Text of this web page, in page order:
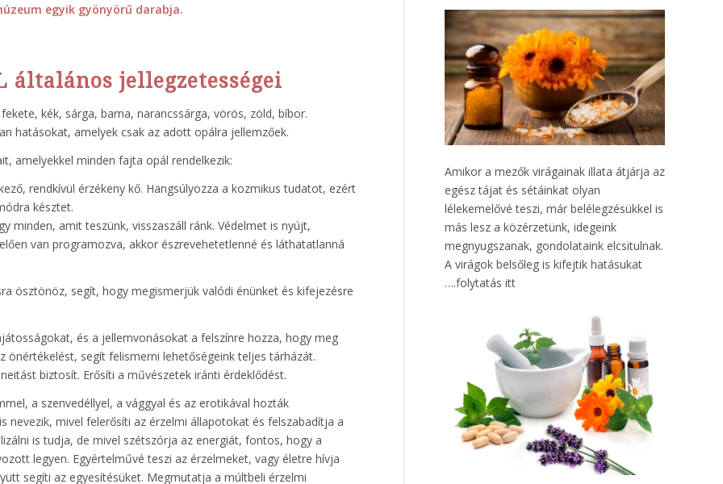
egyik gyönyörű darabja.
általános jellegzetességei
kék, sárga, barna, narancssárga, vörös, zöld, bíbor.
hatásokat, amelyek csak az adott opálra jellemzőek.
amelyekkel minden fajta opál rendelkezik:
rendkívül érzékeny kő. Hangsúlyozza a kozmikus tudatot, ezért
késztet.
minden, amit teszünk, visszaszáll ránk. Védelmet is nyújt,
van programozva, akkor észrevehetetlenné és láthatatlanná
ösztönöz, segít, hogy megismerjük valódi énünket és kifejezésre
és a jellemvonásokat a felszínre hozza, hogy meg
önértékelést, segít felismerni lehetőségeink teljes tárházát.
biztosít. Erősíti a művészetek iránti érdeklődést.
a szenvedéllyel, a vággyal és az erotikával hozták
nevezik, mivel felerősíti az érzelmi állapotokat és felszabadítja a
is tudja, de mivel szétszórja az energiát, fontos, hogy a
legyen. Egyértelművé teszi az érzelmeket, vagy életre hívja
segíti az egyesítésüket. Megmutatja a múltbeli érzelmi
Amikor a mezők virágainak illata átjárja az
egész tájat és sétáinkat olyan
lélekemelővé teszi, már belélegzésükkel is
más lesz a közérzetünk, idegeink
megnyugszanak, gondolataink elcsitulnak.
A virágok belsőleg is kifejtik hatásukat
….folytatás itt